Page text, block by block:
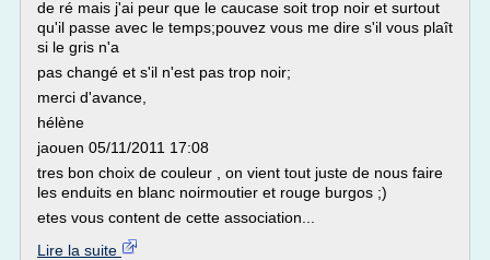
de ré mais j'ai peur que le caucase soit trop noir et surtout
qu'il passe avec le temps;pouvez vous me dire s'il vous plaît
si le gris n'a
pas changé et s'il n'est pas trop noir;
merci d'avance,
hélène
jaouen 05/11/2011 17:08
tres bon choix de couleur , on vient tout juste de nous faire
les enduits en blanc noirmoutier et rouge burgos ;)
etes vous content de cette association...
Lire la suite